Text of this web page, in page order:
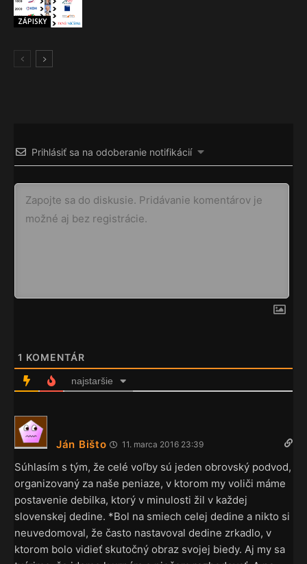
ZÁPISKY
Prihlásiť sa na odoberanie notifikácií
1 KOMENTÁR
najstaršie
Ján Bišto 11. marca 2016 23:39
Súhlasím s tým, že celé voľby sú jeden obrovský podvod,
organizovaný za naše peniaze, v ktorom my voliči máme
postavenie debilka, ktorý v minulosti žil v každej
slovenskej dedine. *Bol na smiech celej dedine a nikto si
neuvedomoval, že často nastavoval dedine zrkadlo, v
ktorom bolo vidieť skutočný obraz svojej biedy. Aj my sa